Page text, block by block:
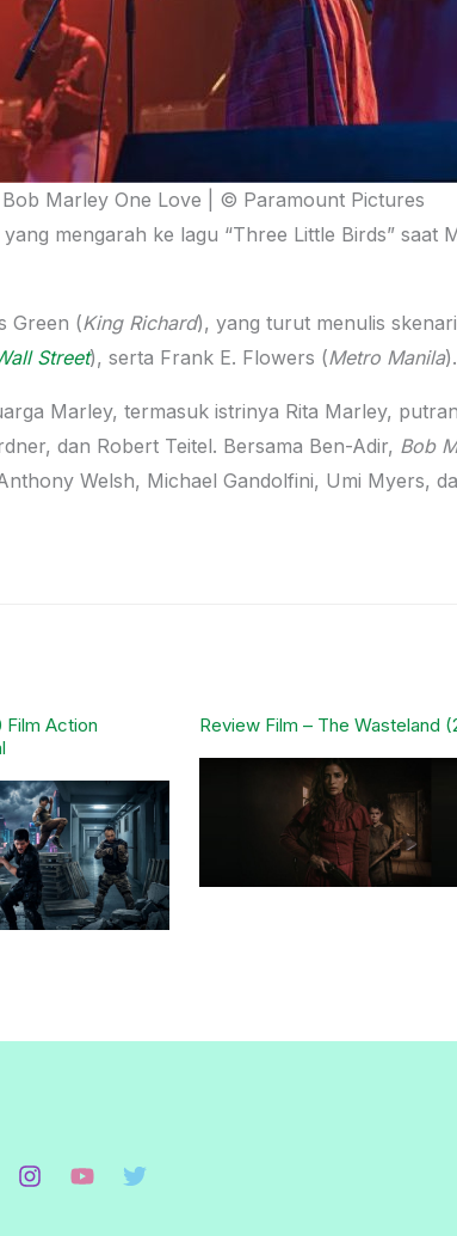
Marley One Love | © Paramount Pictures
mengarah ke lagu “Three Little Birds”
Green (King Richard), yang turut menulis
Street), serta Frank E. Flowers (Metro Manila).
Marley, termasuk istrinya Rita Marley,
dan Robert Teitel. Bersama Ben-Adir, Bob
Welsh, Michael Gandolfini, Umi Myers,
Film Action
Review Film – The Wasteland